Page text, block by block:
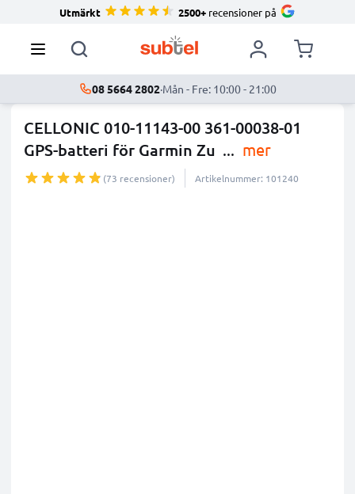
Utmärkt 2500+ recensioner på
08 5664 2802·Mån - Fre: 10:00 - 21:00
CELLONIC 010-11143-00 361-00038-01
GPS-batteri för Garmin Zu ... mer
(73 recensioner) Artikelnummer: 101240